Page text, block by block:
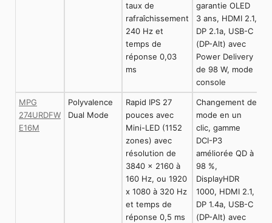
taux de
rafraîchissement
240 Hz et
temps de
réponse 0,03
ms
garantie OLED
3 ans, HDMI 2.1,
DP 2.1a, USB-C
(DP-Alt) avec
Power Delivery
de 98 W, mode
console
MPG
274URDFW
E16M
Polyvalence
Dual Mode
Rapid IPS 27
pouces avec
Mini-LED (1152
zones) avec
résolution de
3840 x 2160 à
160 Hz, ou 1920
x 1080 à 320 Hz
et temps de
réponse 0,5 ms
Changement de
mode en un
clic, gamme
DCI-P3
améliorée QD à
98 %,
DisplayHDR
1000, HDMI 2.1,
DP 1.4a, USB-C
(DP-Alt) avec